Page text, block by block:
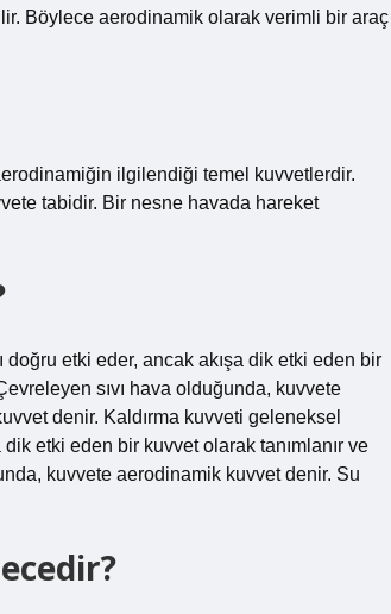
Böylece aerodinamik olarak verimli bir araç
ilgilendiği temel kuvvetlerdir.
tabidir. Bir nesne havada hareket
etki eder, ancak akışa dik etki eden bir
sıvı hava olduğunda, kuvvete
denir. Kaldırma kuvveti geleneksel
etki eden bir kuvvet olarak tanımlanır ve
kuvvete aerodinamik kuvvet denir. Su